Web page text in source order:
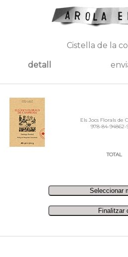
Cistella de la
detall
Els Jocs Florals de
978-84-94862-
TOTAL